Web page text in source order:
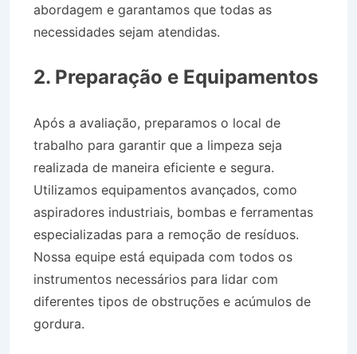
abordagem e garantamos que todas as
necessidades sejam atendidas.
2. Preparação e Equipamentos
Após a avaliação, preparamos o local de
trabalho para garantir que a limpeza seja
realizada de maneira eficiente e segura.
Utilizamos equipamentos avançados, como
aspiradores industriais, bombas e ferramentas
especializadas para a remoção de resíduos.
Nossa equipe está equipada com todos os
instrumentos necessários para lidar com
diferentes tipos de obstruções e acúmulos de
gordura.